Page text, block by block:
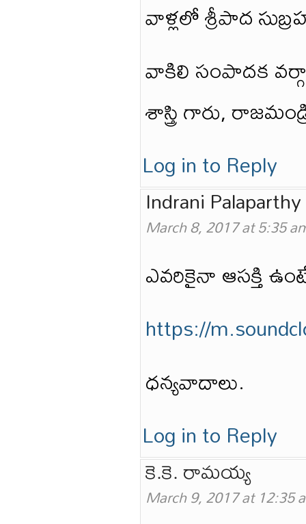
వాళ్లలో శ్రీపాద
వాకిలి సంపాదక
శాస్త్రి గారు,
Log in to Reply
Indrani Palaparthy
March 8, 2017 at 5:35
ఎవరికైనా ఆసక్తి
https://
ధన్యవాదాలు.
Log in to Reply
కె.కె. రామయ్య
March 9, 2017 at 12:35